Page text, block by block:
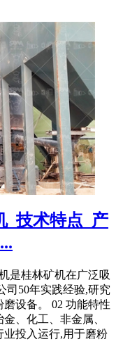
_技术特点_产
是桂林矿机在广泛吸
司50年实践经验,研究
设备。 02 功能特性
、化工、非金属、
投入运行,用于磨粉